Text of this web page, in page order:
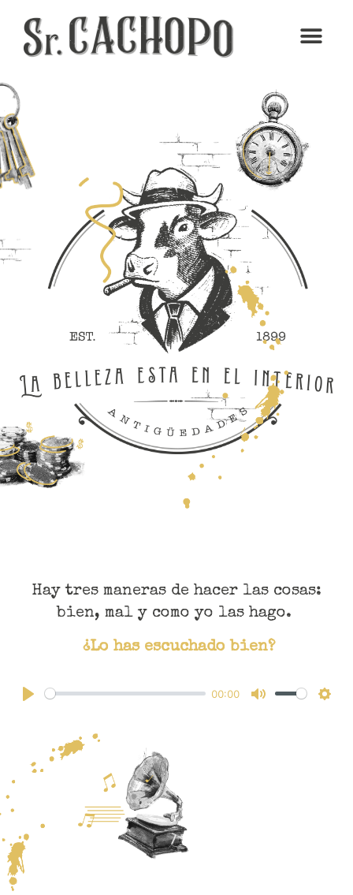
Hay tres maneras de hacer las cosas:
bien, mal y como yo las hago.
¿Lo has escuchado bien?
00:00